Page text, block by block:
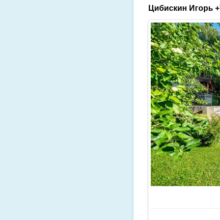
Цибискин Игорь